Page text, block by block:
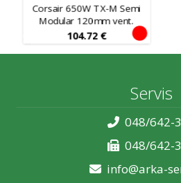
Corsair 650W TX-M Semi
Modular 120mm vent.
104.72 €
Servis
048/642-
048/642-
info@arka-